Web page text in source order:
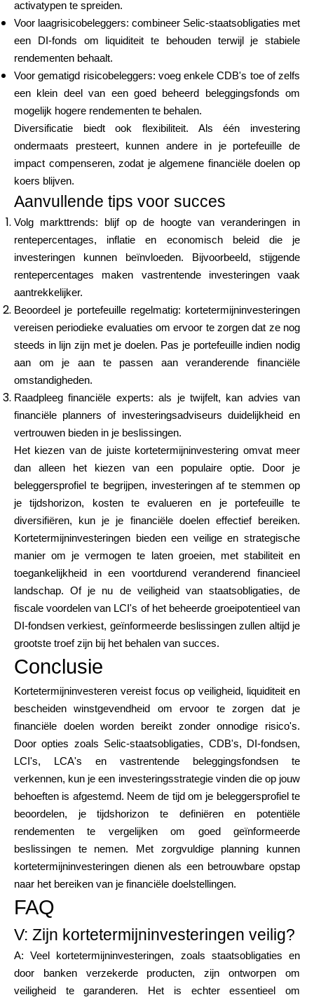
activatypen te spreiden.
Voor laagrisicobeleggers: combineer Selic-staatsobligaties met
een DI-fonds om liquiditeit te behouden terwijl je stabiele
rendementen behaalt.
Voor gematigd risicobeleggers: voeg enkele CDB's toe of zelfs
een klein deel van een goed beheerd beleggingsfonds om
mogelijk hogere rendementen te behalen.
Diversificatie biedt ook flexibiliteit. Als één investering
ondermaats presteert, kunnen andere in je portefeuille de
impact compenseren, zodat je algemene financiële doelen op
koers blijven.
Aanvullende tips voor succes
Volg markttrends: blijf op de hoogte van veranderingen in
rentepercentages, inflatie en economisch beleid die je
investeringen kunnen beïnvloeden. Bijvoorbeeld, stijgende
rentepercentages maken vastrentende investeringen vaak
aantrekkelijker.
Beoordeel je portefeuille regelmatig: kortetermijninvesteringen
vereisen periodieke evaluaties om ervoor te zorgen dat ze nog
steeds in lijn zijn met je doelen. Pas je portefeuille indien nodig
aan om je aan te passen aan veranderende financiële
omstandigheden.
Raadpleeg financiële experts: als je twijfelt, kan advies van
financiële planners of investeringsadviseurs duidelijkheid en
vertrouwen bieden in je beslissingen.
Het kiezen van de juiste kortetermijninvestering omvat meer
dan alleen het kiezen van een populaire optie. Door je
beleggersprofiel te begrijpen, investeringen af te stemmen op
je tijdshorizon, kosten te evalueren en je portefeuille te
diversifiëren, kun je je financiële doelen effectief bereiken.
Kortetermijninvesteringen bieden een veilige en strategische
manier om je vermogen te laten groeien, met stabiliteit en
toegankelijkheid in een voortdurend veranderend financieel
landschap. Of je nu de veiligheid van staatsobligaties, de
fiscale voordelen van LCI's of het beheerde groeipotentieel van
DI-fondsen verkiest, geïnformeerde beslissingen zullen altijd je
grootste troef zijn bij het behalen van succes.
Conclusie
Kortetermijninvesteren vereist focus op veiligheid, liquiditeit en
bescheiden winstgevendheid om ervoor te zorgen dat je
financiële doelen worden bereikt zonder onnodige risico's.
Door opties zoals Selic-staatsobligaties, CDB's, DI-fondsen,
LCI's, LCA's en vastrentende beleggingsfondsen te
verkennen, kun je een investeringsstrategie vinden die op jouw
behoeften is afgestemd. Neem de tijd om je beleggersprofiel te
beoordelen, je tijdshorizon te definiëren en potentiële
rendementen te vergelijken om goed geïnformeerde
beslissingen te nemen. Met zorgvuldige planning kunnen
kortetermijninvesteringen dienen als een betrouwbare opstap
naar het bereiken van je financiële doelstellingen.
FAQ
V: Zijn kortetermijninvesteringen veilig?
A: Veel kortetermijninvesteringen, zoals staatsobligaties en
door banken verzekerde producten, zijn ontworpen om
veiligheid te garanderen. Het is echter essentieel om